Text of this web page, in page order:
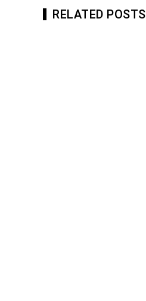
RELATED POSTS